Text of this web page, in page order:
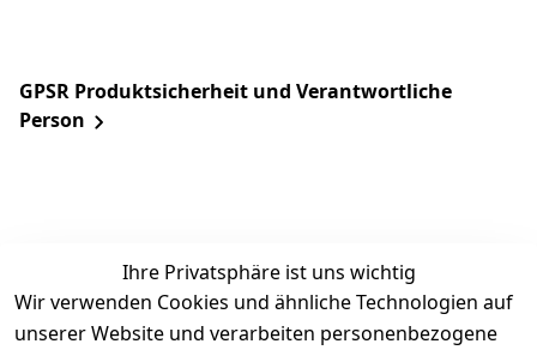
GPSR Produktsicherheit und Verantwortliche
Person
Ihre Privatsphäre ist uns wichtig
Wir verwenden Cookies und ähnliche Technologien auf
unserer Website und verarbeiten personenbezogene